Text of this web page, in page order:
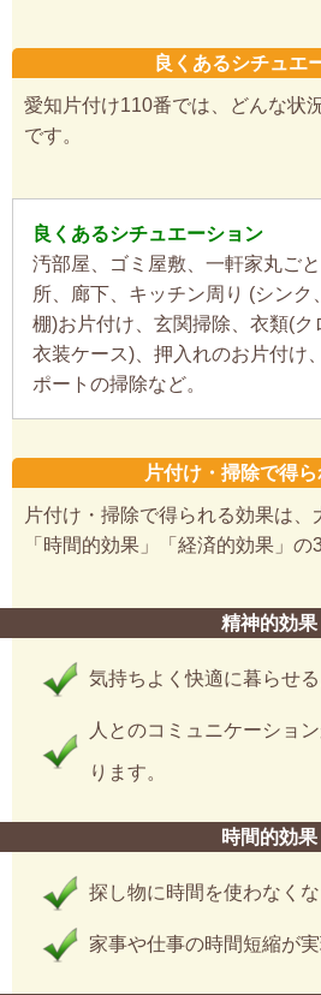
良くあるシチュエ
愛知片付け110番では、どんな状
です。
良くあるシチュエーション
汚部屋、ゴミ屋敷、一軒家丸ご
所、廊下、キッチン周り (シンク
棚)お片付け、玄関掃除、衣類(ク
衣装ケース)、押入れのお片付け
ポートの掃除など。
片付け・掃除で得
片付け・掃除で得られる効果は、
「時間的効果」「経済的効果」の
精神的効果
気持ちよく快適に暮らせる
人とのコミュニケーショ
ります。
時間的効果
探し物に時間を使わなくな
家事や仕事の時間短縮が実